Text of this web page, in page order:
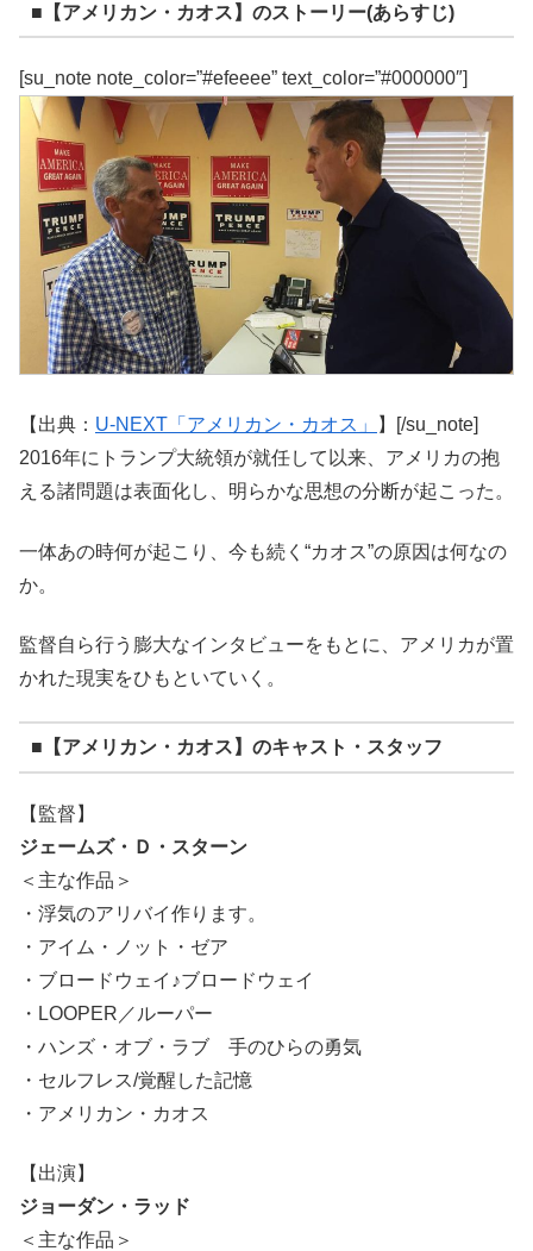
■【アメリカン・カオス】のストーリー(あらすじ)
[su_note note_color=”#efeeee” text_color=”#000000″]
【出典： U-NEXT「アメリカン・カオス」
】[/su_note]
2016年にトランプ大統領が就任して以来、アメリカの抱
える諸問題は表面化し、明らかな思想の分断が起こった。
一体あの時何が起こり、今も続く“カオス”の原因は何なの
か。
監督自ら行う膨大なインタビューをもとに、アメリカが置
かれた現実をひもといていく。
■【アメリカン・カオス】のキャスト・スタッフ
【監督】
ジェームズ・Ｄ・スターン
＜主な作品＞
・浮気のアリバイ作ります。
・アイム・ノット・ゼア
・ブロードウェイ♪ブロードウェイ
・LOOPER／ルーパー
・ハンズ・オブ・ラブ 手のひらの勇気
・セルフレス/覚醒した記憶
・アメリカン・カオス
【出演】
ジョーダン・ラッド
＜主な作品＞